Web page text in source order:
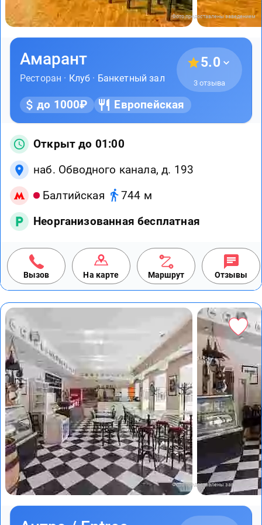
Фото предоставлены заведением
Амарант
Ресторан · Клуб · Банкетный зал
5.0
3 отзыва
до 1000₽ Европейская
Открыт до 01:00
наб. Обводного канала, д. 193
Балтийская
744 м
Неорганизованная бесплатная
Вызов На карте Маршрут Отзывы
Фото предоставлены заведением